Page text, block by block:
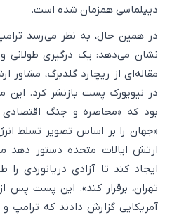
دیپلماسی همزمان شده است.
در همین حال، به نظر می‌رسد
نشان می‌دهد: یک درگیری طولانی
مقاله‌ای از ریچارد گلدبرگ، مشاور
در نیویورک پست بازنشر کرد.‌ این
بود که «محاصره و جنگ اقتصادی
«جهان را بر اساس تصویر تسلط
ارتش ایالات متحده دستور دهد
ایجاد کند تا آزادی دریانوردی
تهران، برقرار کند». این پست پس
آمریکایی گزارش دادند که ترامپ و